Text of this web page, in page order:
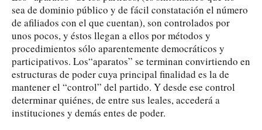
sea de dominio público y de fácil constatación el número
de afiliados con el que cuentan), son controlados por
unos pocos, y éstos llegan a ellos por métodos y
procedimientos sólo aparentemente democráticos y
participativos. Los“aparatos” se terminan convirtiendo en
estructuras de poder cuya principal finalidad es la de
mantener el “control” del partido. Y desde ese control
determinar quiénes, de entre sus leales, accederá a
instituciones y demás entes de poder.